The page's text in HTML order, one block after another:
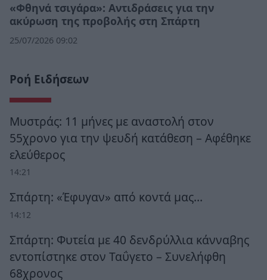
«Φθηνά τσιγάρα»: Αντιδράσεις για την
ακύρωση της προβολής στη Σπάρτη
25/07/2026 09:02
Ροή Ειδήσεων
Μυστράς: 11 μήνες με αναστολή στον
55χρονο για την ψευδή κατάθεση – Αφέθηκε
ελεύθερος
14:21
Σπάρτη: «Έφυγαν» από κοντά μας…
14:12
Σπάρτη: Φυτεία με 40 δενδρύλλια κάνναβης
εντοπίστηκε στον Ταΰγετο – Συνελήφθη
68χρονος